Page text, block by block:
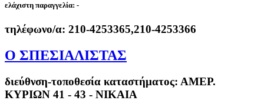
ελάχιστη παραγγελία: -
τηλέφωνο/α: 210-4253365,210-4253366
Ο ΣΠΕΣΙΑΛΙΣΤΑΣ
διεύθνση-τοποθεσία καταστήματος: ΑΜΕΡ.
ΚΥΡΙΩΝ 41 - 43 - ΝΙΚΑΙΑ